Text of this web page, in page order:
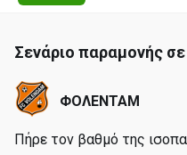
Σενάριο παραμονής
ΦΟΛΕΝΤΑΜ
Πήρε τον βαθμό της